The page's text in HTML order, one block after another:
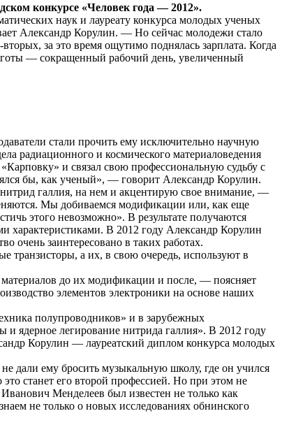
конкурсе «Человек года — 2012».
наук и лауреату конкурса молодых ученых
Александр Корулин. — Но сейчас молодежи стало
за это время ощутимо поднялась зарплата. Когда
— сокращенный рабочий день, увеличенный
стали прочить ему исключительно научную
радиационного и космического материаловедения
и связал свою профессиональную судьбу с
бы, как ученый», — говорит Александр Корулин.
галлия, на нем и акцентирую свое внимание, —
Мы добиваемся модификации или, как еще
этого невозможно». В результате получаются
характеристиками. В 2012 году Александр Корулин
очень заинтересовано в таких работах.
транзисторы, а их, в свою очередь, используют в
до их модификации и после, — поясняет
элементов электроники на основе наших
полупроводников» и в зарубежных
ядерное легирование нитрида галлия». В 2012 году
Корулин — лауреатский диплом конкурса молодых
дали ему бросить музыкальную школу, где он учился
это станет его второй профессией. Но при этом не
Менделеев был известен не только как
не только о новых исследованиях обнинского